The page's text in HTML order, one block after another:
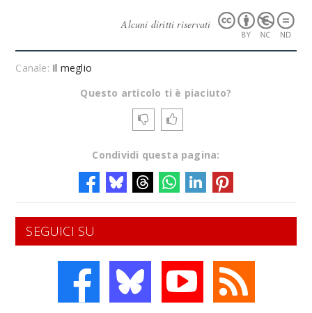
Alcuni diritti riservati
Canale: Il meglio
Questo articolo ti è piaciuto?
Condividi questa pagina:
SEGUICI SU